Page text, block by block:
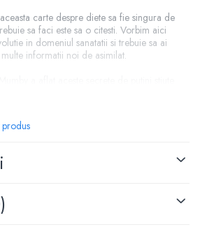
carte despre diete sa fie singura de
sa faci este sa o citesti. Vorbim aici
in domeniul sanatatii si trebuie sa ai
informatii noi de asimilat.
drumuri si a obtinut cu ele rezultate
sa cunoasca lumea intreaga. Odata cu
in Dieta Inteleapta a inceput sa vada
sa de medic adevarate recuperari si
ca sa incepi aceasta dieta. Insa dupa ce o
ce inseamna de fapt o stare de bine,